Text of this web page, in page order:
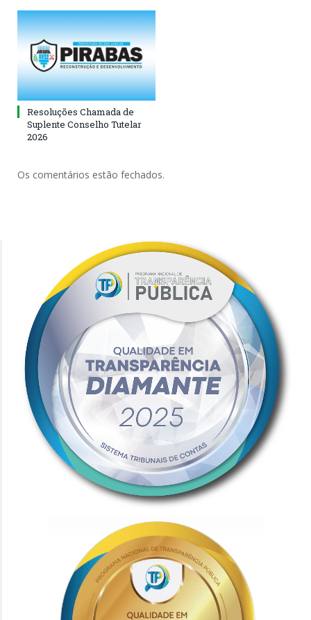
Resoluções Chamada de
Suplente Conselho Tutelar
2026
Os comentários estão fechados.